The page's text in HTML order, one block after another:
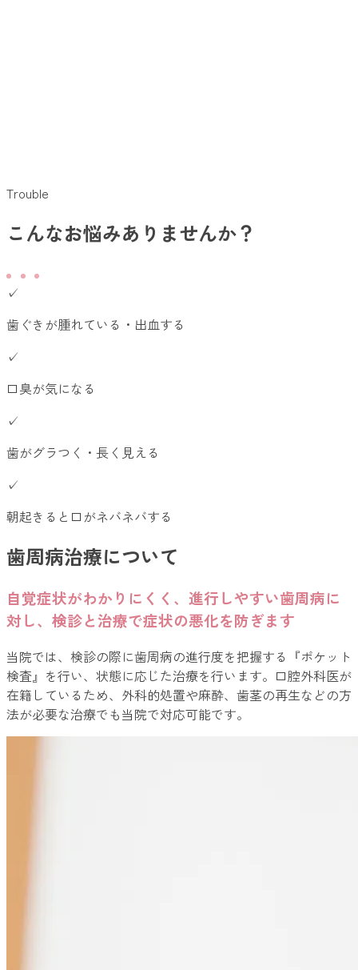
Trouble
こんなお悩みありませんか？
✓
歯ぐきが腫れている・出血する
✓
口臭が気になる
✓
歯がグラつく・長く見える
✓
朝起きると口がネバネバする
歯周病治療について
自覚症状がわかりにくく、進行しやすい歯周病に
対し、検診と治療で症状の悪化を防ぎます
当院では、検診の際に歯周病の進行度を把握する『ポケット
検査』を行い、状態に応じた治療を行います。口腔外科医が
在籍しているため、外科的処置や麻酔、歯茎の再生などの方
法が必要な治療でも当院で対応可能です。